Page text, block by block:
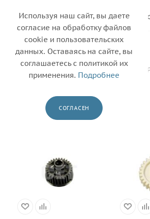
HP 82
Главная — Каталог — Бушинги и
HP
Используя наш сайт, вы даете
согласие на обработку файлов
cookie и пользовательских
данных. Оставаясь на сайте, вы
соглашаетесь с политикой их
применения. Подробнее
СОГЛАСЕН